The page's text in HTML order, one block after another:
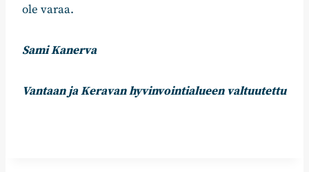
ole varaa.
Sami Kanerva
Vantaan ja Keravan hyvinvointialueen valtuutettu